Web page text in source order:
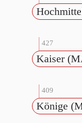
427
Kaiser
409
Könige